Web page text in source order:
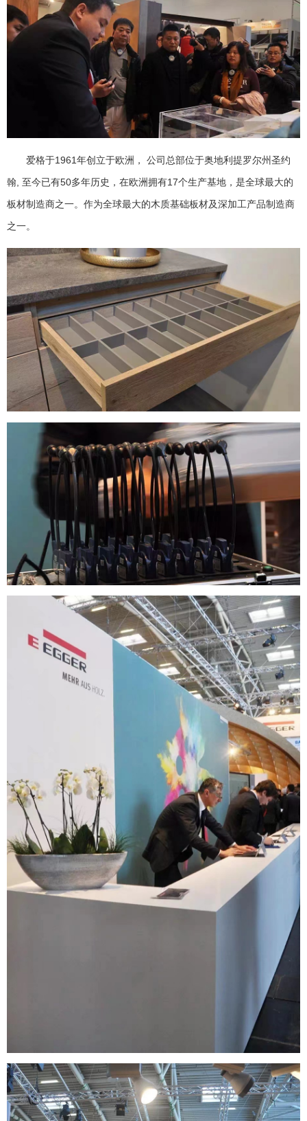
爱格于1961年创立于欧洲， 公司总部位于奥地利提罗尔州圣约
翰, 至今已有50多年历史，在欧洲拥有17个生产基地，是全球最大的
板材制造商之一。作为全球最大的木质基础板材及深加工产品制造商
之一。